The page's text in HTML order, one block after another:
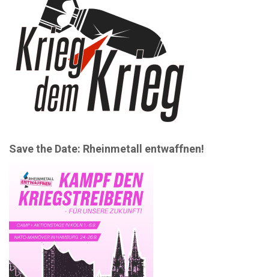
Save the Date: Rheinmetall entwaffnen!